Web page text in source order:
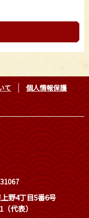
て
個人情報保護
野4丁目5番6号
代表）